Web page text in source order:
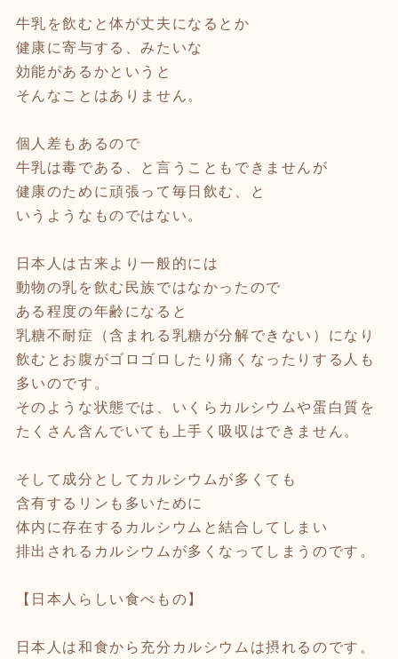
牛乳を飲むと体が丈夫になるとか
健康に寄与する、みたいな
効能があるかというと
そんなことはありません。
個人差もあるので
牛乳は毒である、と言うこともできませんが
健康のために頑張って毎日飲む、と
いうようなものではない。
日本人は古来より一般的には
動物の乳を飲む民族ではなかったので
ある程度の年齢になると
乳糖不耐症（含まれる乳糖が分解できない）になり
飲むとお腹がゴロゴロしたり痛くなったりする人も
多いのです。
そのような状態では、いくらカルシウムや蛋白質を
たくさん含んでいても上手く吸収はできません。
そして成分としてカルシウムが多くても
含有するリンも多いために
体内に存在するカルシウムと結合してしまい
排出されるカルシウムが多くなってしまうのです。
【日本人らしい食べもの】
日本人は和食から充分カルシウムは摂れるのです。